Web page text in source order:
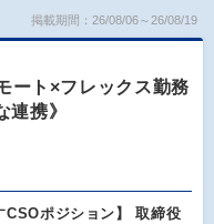
掲載期間：26/08/06～26/08/19
ート×フレックス勤務
携》
CSOポジション】 取締役